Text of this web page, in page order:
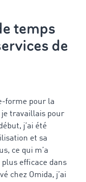
temps
de
forme pour la
je travaillais pour
j’ai été
et sa
ce qui m’a
efficace dans
chez Omida, j’ai